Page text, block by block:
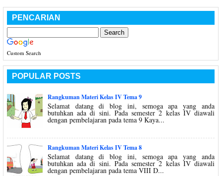
PENCARIAN
Custom Search
POPULAR POSTS
Rangkuman Materi Kelas IV Tema 9
Selamat datang di blog ini, semoga apa yang anda
butuhkan ada di sini. Pada semester 2 kelas IV diawali
dengan pembelajaran pada tema 9 Kaya...
Rangkuman Materi Kelas IV Tema 8
Selamat datang di blog ini, semoga apa yang anda
butuhkan ada di sini. Pada semester 2 kelas IV diawali
dengan pembelajaran pada tema VIII D...